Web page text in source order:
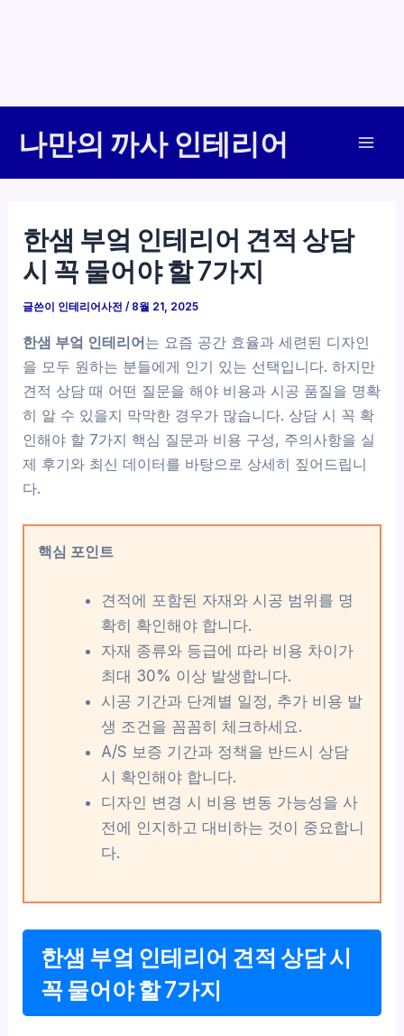
나만의 까사 인테리어
한샘 부엌 인테리어 견적 상담
시 꼭 물어야 할 7가지
글쓴이 인테리어사전/ 8월 21, 2025
한샘 부엌 인테리어는 요즘 공간 효율과 세련된 디자인
을 모두 원하는 분들에게 인기 있는 선택입니다. 하지만
견적 상담 때 어떤 질문을 해야 비용과 시공 품질을 명확
히 알 수 있을지 막막한 경우가 많습니다. 상담 시 꼭 확
인해야 할 7가지 핵심 질문과 비용 구성, 주의사항을 실
제 후기와 최신 데이터를 바탕으로 상세히 짚어드립니
다.
핵심 포인트
견적에 포함된 자재와 시공 범위를 명
확히 확인해야 합니다.
자재 종류와 등급에 따라 비용 차이가
최대 30% 이상 발생합니다.
시공 기간과 단계별 일정, 추가 비용 발
생 조건을 꼼꼼히 체크하세요.
A/S 보증 기간과 정책을 반드시 상담
시 확인해야 합니다.
디자인 변경 시 비용 변동 가능성을 사
전에 인지하고 대비하는 것이 중요합니
다.
한샘 부엌 인테리어 견적 상담 시
꼭 물어야 할 7가지